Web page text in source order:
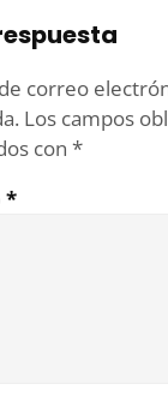
correo
Los campos
con *
*